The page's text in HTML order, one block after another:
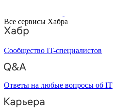
Все сервисы Хабра
Сообщество IT-специалистов
Ответы на любые вопросы об IT